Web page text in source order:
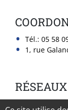
Tél.: 05 58
1, rue